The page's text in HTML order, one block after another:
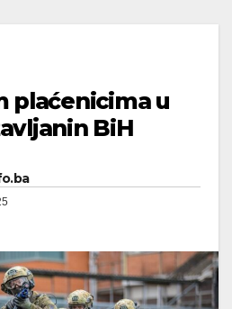
plaćenicima u
BiH